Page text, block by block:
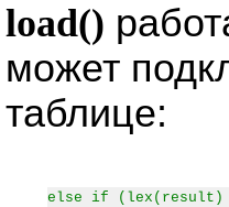
load()
может
таблице:
else if (lex(result)